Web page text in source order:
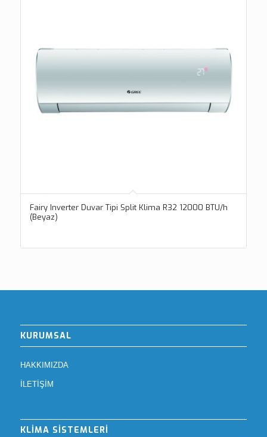
Fairy Inverter Duvar Tipi Split Klima R32 12000 BTU/h
(Beyaz)
KURUMSAL
HAKKIMIZDA
İLETİŞİM
KLİMA SİSTEMLERİ